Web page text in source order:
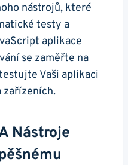
nástrojů, které
⁢testy a
aplikace
se zaměřte‍ na
Vaši ⁢aplikaci
‍zařízeních.
⁢nástroje